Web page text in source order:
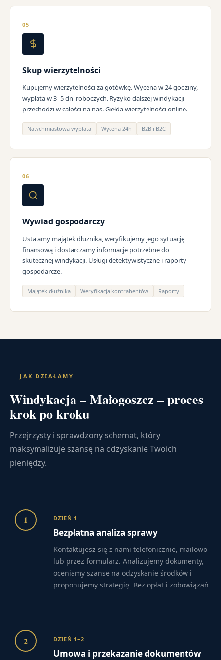
05
Skup wierzytelności
Kupujemy wierzytelności za gotówkę. Wycena w 24 godziny,
wypłata w 3–5 dni roboczych. Ryzyko dalszej windykacji
przechodzi w całości na nas. Giełda wierzytelności online.
Natychmiastowa wypłata Wycena 24h B2B i B2C
06
Wywiad gospodarczy
Ustalamy majątek dłużnika, weryfikujemy jego sytuację
finansową i dostarczamy informacje potrzebne do
skutecznej windykacji. Usługi detektywistyczne i raporty
gospodarcze.
Majątek dłużnika Weryfikacja kontrahentów Raporty
JAK DZIAŁAMY
Windykacja – Małogoszcz – proces
krok po kroku
Przejrzysty i sprawdzony schemat, który
maksymalizuje szansę na odzyskanie Twoich
pieniędzy.
1 DZIEŃ 1
Bezpłatna analiza sprawy
Kontaktujesz się z nami telefonicznie, mailowo
lub przez formularz. Analizujemy dokumenty,
oceniamy szanse na odzyskanie środków i
proponujemy strategię. Bez opłat i zobowiązań.
2 DZIEŃ 1–2
Umowa i przekazanie dokumentów